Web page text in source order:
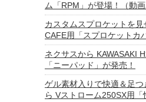
ム「RPM」が登場！（動画
カスタムスプロケットを
CAFE用「スプロケットカ
ネクサスから KAWASAKI
「ニーパッド」が発売！
ゲル素材入りで快適＆足
ら Vストローム250SX用「